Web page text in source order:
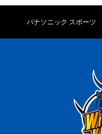
パナソニック スポーツ